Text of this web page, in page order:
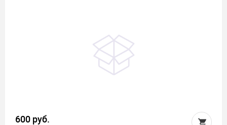
600 руб.